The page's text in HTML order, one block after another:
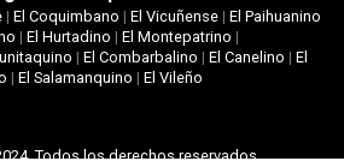
| El Coquimbano | El Vicuñense| El Paihuanino
| El Hurtadino | El Montepatrino |
|El Combarbalino |El Canelino |El
| El Salamanquino | El Vileño
Todos los derechos reservados.